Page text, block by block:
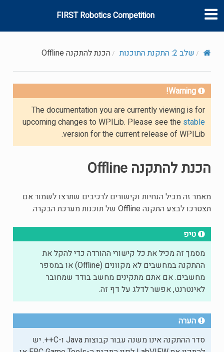
FIRST Robotics Competition
שלב 2: התקנת התוכנות הכנת להתקנה Offline
Warning!
The documentation you are currently viewing is for
upcoming changes to WPILib. Please see the stable
version for the current release of WPILib.
הכנת להתקנה Offline
מאמר זה מכיל הנחיות וקישורים לרכיבים שתרצו לשמור אם
תצטרכו לבצע התקנה Offline של תוכנות מערכת הבקרה.
טיפ
מסמך זה מכיל את כל קישורי ההורדה כדי להקל את
ההתקנה במחשבים לא מקוונים (Offline) או במספר
מחשבים. אם אתם מתקינים מחשב בודד שמחובר
לאינטרנט, אפשר לדלג על דף זה.
הערה
סדר ההתקנה אינו משנה עבור קבוצות Java ו-C++. יש